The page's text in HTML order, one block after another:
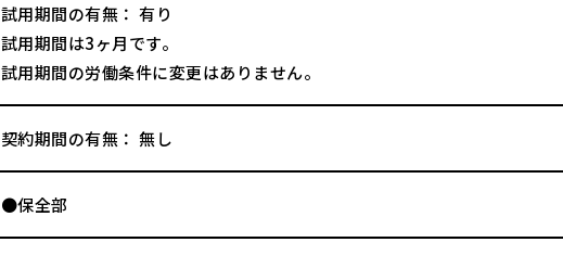
試用期間の有無： 有り
試用期間は3ヶ月です。
試用期間の労働条件に変更はありません。
契約期間の有無： 無し
●保全部